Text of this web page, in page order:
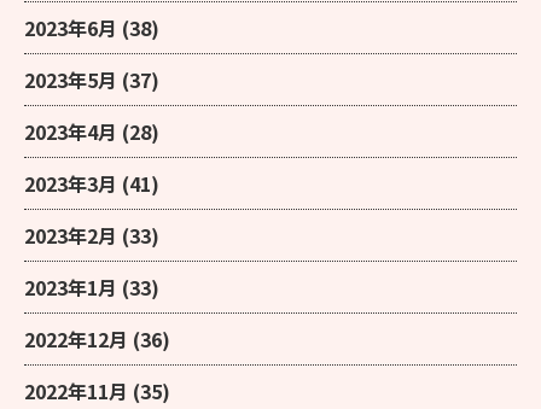
2023年6月 (38)
2023年5月 (37)
2023年4月 (28)
2023年3月 (41)
2023年2月 (33)
2023年1月 (33)
2022年12月 (36)
2022年11月 (35)